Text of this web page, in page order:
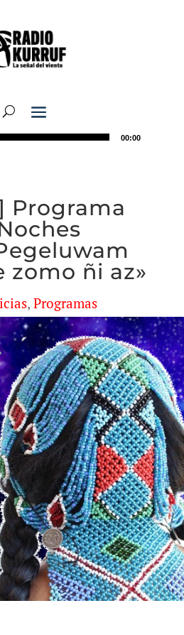
00:00
Programa
zomo ñi az»
, Programas